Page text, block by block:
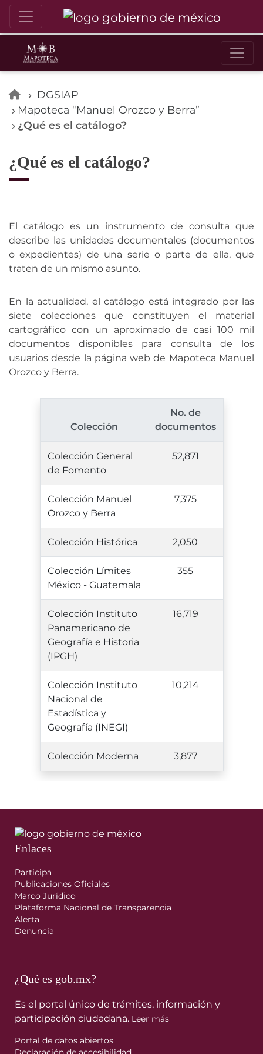
DGSIAP
Mapoteca “Manuel Orozco y Berra”
¿Qué es el catálogo?
¿Qué es el catálogo?
El catálogo es un instrumento de consulta que
describe las unidades documentales (documentos
o expedientes) de una serie o parte de ella, que
traten de un mismo asunto.
En la actualidad, el catálogo está integrado por las
siete colecciones que constituyen el material
cartográfico con un aproximado de casi 100 mil
documentos disponibles para consulta de los
usuarios desde la página web de Mapoteca Manuel
Orozco y Berra.
Colección
No. de
documentos
Colección General
de Fomento
52,871
Colección Manuel
Orozco y Berra
7,375
Colección Histórica 2,050
Colección Límites
México - Guatemala
355
Colección Instituto
Panamericano de
Geografía e Historia
(IPGH)
16,719
Colección Instituto
Nacional de
Estadística y
Geografía (INEGI)
10,214
Colección Moderna 3,877
Enlaces
Participa
Publicaciones Oficiales
Marco Jurídico
Plataforma Nacional de Transparencia
Alerta
Denuncia
¿Qué es gob.mx?
Es el portal único de trámites, información y
participación ciudadana. Leer más
Portal de datos abiertos